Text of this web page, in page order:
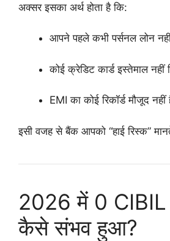
अक्सर इसका अर्थ होता है कि:
आपने पहले कभी पर्सनल लोन
कोई क्रेडिट कार्ड इस्तेमाल नहीं
EMI का कोई रिकॉर्ड मौजूद नहीं
इसी वजह से बैंक आपको “हाई रिस्क”
2026 में 0 CIBIL
कैसे संभव हुआ?